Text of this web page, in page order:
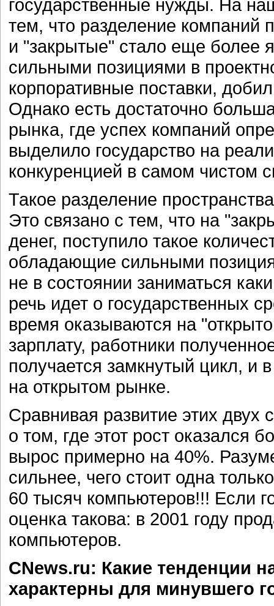
государственные нужды. На
тем, что разделение компаний
и "закрытые" стало еще более
сильными позициями в
корпоративные поставки,
Однако есть достаточно
рынка, где успех компаний
выделило государство на
конкуренцией в самом чистом
Такое разделение
Это связано с тем, что на
денег, поступило такое
обладающие сильными
не в состоянии заниматься
речь идет о государственных
время оказываются на
зарплату, работники
получается замкнутый цикл, и
на открытом рынке.
Сравнивая развитие этих двух
о том, где этот рост оказался
вырос примерно на 40%.
сильнее, чего стоит одна
60 тысяч компьютеров!!! Если
оценка такова: в 2001 году
компьютеров.
CNews.ru: Какие тенденции
характерны для минувшего